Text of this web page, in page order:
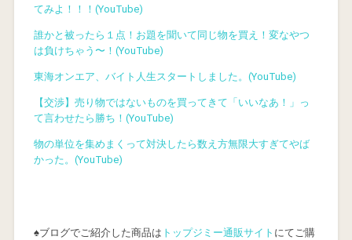
てみよ！！！(YouTube)
誰かと被ったら１点！お題を聞いて同じ物を買え！変なやつ
は負けちゃう〜！(YouTube)
東海オンエア、バイト人生スタートしました。(YouTube)
【交渉】売り物ではないものを買ってきて「いいなあ！」っ
て言わせたら勝ち！(YouTube)
物の単位を集めまくって対決したら数え方無限大すぎてやば
かった。(YouTube)
♠ブログでご紹介した商品は トップジミー通販サイト にてご購